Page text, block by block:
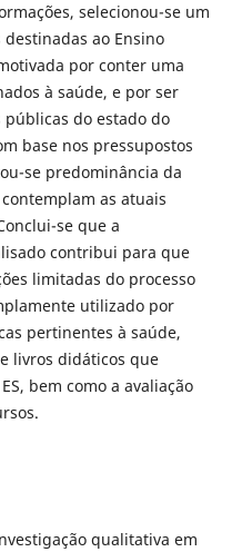
selecionou-se um
ao Ensino
por conter uma
à saúde, e por ser
do estado do
base nos pressupostos
se predominância da
as atuais
se que a
contribui para que
limitadas do processo
utilizado por
pertinentes à saúde,
livros didáticos que
bem como a avaliação
qualitativa em